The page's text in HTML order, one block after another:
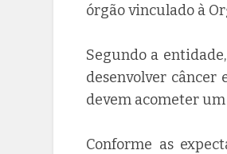
órgão vinculado à
Segundo a
desenvolver câncer
devem acometer
Conforme as